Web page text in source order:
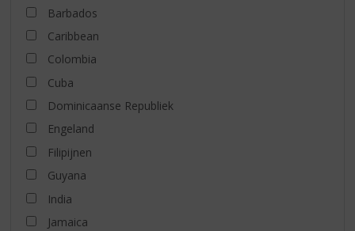
Barbados
Caribbean
Colombia
Cuba
Dominicaanse Republiek
Engeland
Filipijnen
Guyana
India
Jamaica